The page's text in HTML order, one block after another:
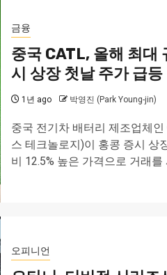
금융
중국 CATL, 올해 최대
시 상장 첫날 주가 급등
1년 ago 박영진 (Park Young-jin)
중국 전기차 배터리 제조업체
스 테크놀로지)이 홍콩 증시 상
비 12.5% 높은 가격으로 거래를
오피니언